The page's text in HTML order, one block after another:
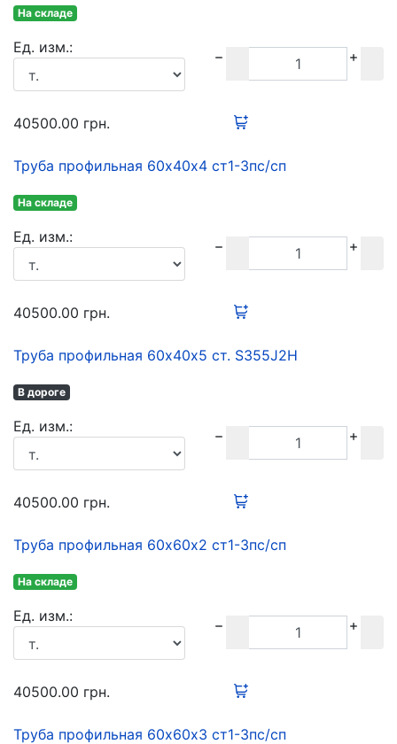
На складе
Ед. изм.:
40500.00 грн.
Труба профильная 60х40х4 ст1-3пс/сп
На складе
Ед. изм.:
40500.00 грн.
Труба профильная 60х40х5 ст. S355J2H
В дороге
Ед. изм.:
40500.00 грн.
Труба профильная 60х60х2 ст1-3пс/сп
На складе
Ед. изм.:
40500.00 грн.
Труба профильная 60х60х3 ст1-3пс/сп